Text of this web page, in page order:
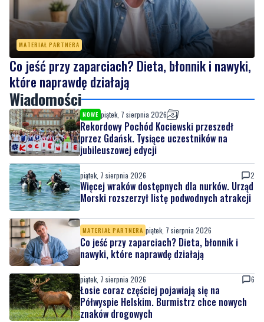
MATERIAŁ PARTNERA
Co jeść przy zaparciach? Dieta, błonnik i nawyki,
które naprawdę działają
Wiadomości
NOWE piątek, 7 sierpnia 2026
Rekordowy Pochód Kociewski przeszedł
przez Gdańsk. Tysiące uczestników na
jubileuszowej edycji
piątek, 7 sierpnia 2026 2
Więcej wraków dostępnych dla nurków. Urząd
Morski rozszerzył listę podwodnych atrakcji
MATERIAŁ PARTNERA piątek, 7 sierpnia 2026
Co jeść przy zaparciach? Dieta, błonnik i
nawyki, które naprawdę działają
piątek, 7 sierpnia 2026 6
Łosie coraz częściej pojawiają się na
Półwyspie Helskim. Burmistrz chce nowych
znaków drogowych